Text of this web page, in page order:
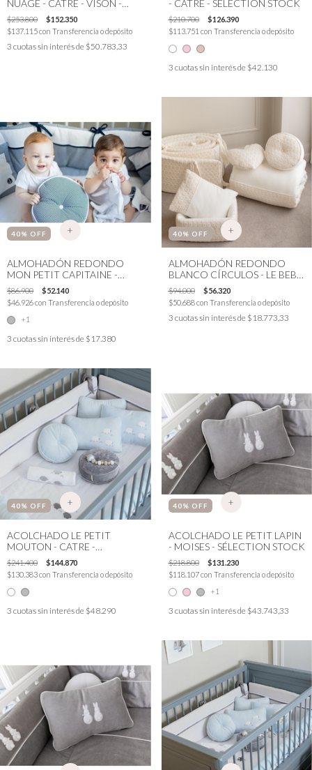
NUAGE - CATRE - VISON -
SÉLECTION STOCK
$253.800
$152.350
$137.115con Transferencia o depósito
3 cuotas sin interés de $50.783,33
- CATRE - SÉLECTION STOCK
$210.700
$126.390
$113.751 con Transferencia o depósito
3 cuotas sin interés de $42.130
40% OFF +
ALMOHADÓN REDONDO
MON PETIT CAPITAINE -
SÉLECTION STOCK
$86.900
$52.140
$46.926con Transferencia o depósito
+1
3 cuotas sin interés de $17.380
40% OFF +
ALMOHADÓN REDONDO
BLANCO CÍRCULOS - LE BEBÉ
EN BRODERIE - SÉLECTION
STOCK
$94.000
$56.320
$50.688con Transferencia o depósito
3 cuotas sin interés de $18.773,33
40% OFF +
ACOLCHADO LE PETIT
MOUTON - CATRE -
SÉLECTION STOCK
$241.400
$144.870
$130.383con Transferencia o depósito
3 cuotas sin interés de $48.290
40% OFF +
ACOLCHADO LE PETIT LAPIN
- MOISES - SÉLECTION STOCK
$218.800
$131.230
$118.107con Transferencia o depósito
+1
3 cuotas sin interés de $43.743,33